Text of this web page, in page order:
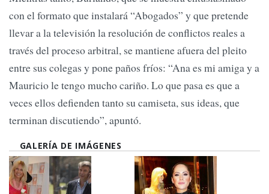
con el formato que instalará “Abogados” y que pretende
llevar a la televisión la resolución de conflictos reales a
través del proceso arbitral, se mantiene afuera del pleito
entre sus colegas y pone paños fríos: “Ana es mi amiga y a
Mauricio le tengo mucho cariño. Lo que pasa es que a
veces ellos defienden tanto su camiseta, sus ideas, que
terminan discutiendo”, apuntó.
GALERÍA DE IMÁGENES